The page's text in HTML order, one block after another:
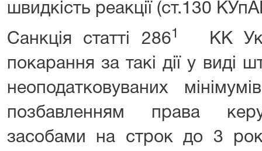
швидкість реакції (ст.130
Санкція статті 2861
КК
покарання за такі дії у виді
неоподатковуваних
позбавленням права
засобами на строк до 3